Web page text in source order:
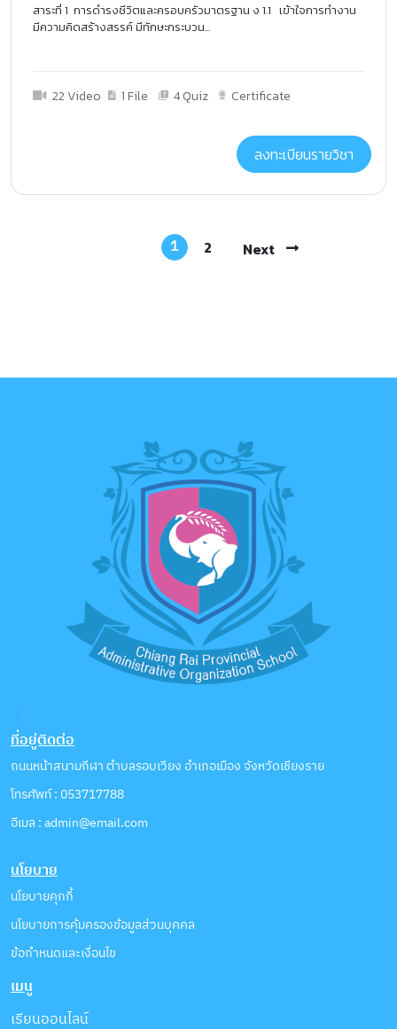
สาระที่ 1 การดำรงชีวิตและครอบครัวมาตรฐาน ง 1.1 เข้าใจการทำงาน
มีความคิดสร้างสรรค์ มีทักษะกระบวน...
22 Video 1 File 4 Quiz Certificate
ลงทะเบียนรายวิชา
1 2 Next
ที่อยู่ติดต่อ
ถนนหน้าสนามกีฬา ตำบลรอบเวียง อำเภอเมือง จังหวัดเชียงราย
โทรศัพท์ : 053717788
อีเมล : admin@email.com
นโยบาย
นโยบายคุกกี้
นโยบายการคุ้มครองข้อมูลส่วนบุคคล
ข้อกำหนดและเงื่อนไข
เมนู
เรียนออนไลน์